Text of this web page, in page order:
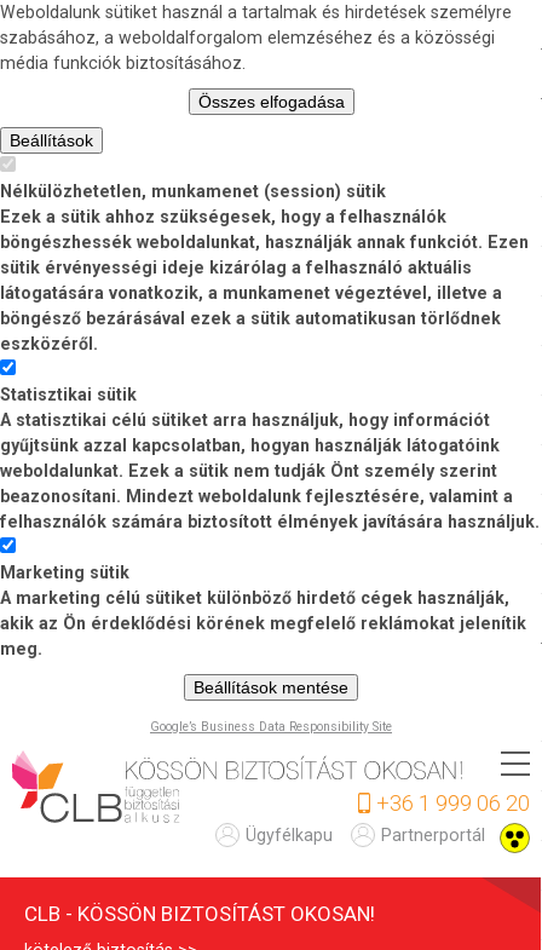
Weboldalunk sütiket használ a tartalmak és hirdetések személyre
szabásához, a weboldalforgalom elemzéséhez és a közösségi
média funkciók biztosításához.
Összes elfogadása
Beállítások
Nélkülözhetetlen, munkamenet (session) sütik
Ezek a sütik ahhoz szükségesek, hogy a felhasználók
böngészhessék weboldalunkat, használják annak funkciót. Ezen
sütik érvényességi ideje kizárólag a felhasználó aktuális
látogatására vonatkozik, a munkamenet végeztével, illetve a
böngésző bezárásával ezek a sütik automatikusan törlődnek
eszközéről.
Statisztikai sütik
A statisztikai célú sütiket arra használjuk, hogy információt
gyűjtsünk azzal kapcsolatban, hogyan használják látogatóink
weboldalunkat. Ezek a sütik nem tudják Önt személy szerint
beazonosítani. Mindezt weboldalunk fejlesztésére, valamint a
felhasználók számára biztosított élmények javítására használjuk.
Marketing sütik
A marketing célú sütiket különböző hirdető cégek használják,
akik az Ön érdeklődési körének megfelelő reklámokat jelenítik
meg.
Beállítások mentése
Google’s Business Data Responsibility Site
Ugrás
a
tartalomra
L
B
+36 1 999 06 20
Partnerportál
Ügyfélkapu
CLB - KÖSSÖN BIZTOSÍTÁST OKOSAN!